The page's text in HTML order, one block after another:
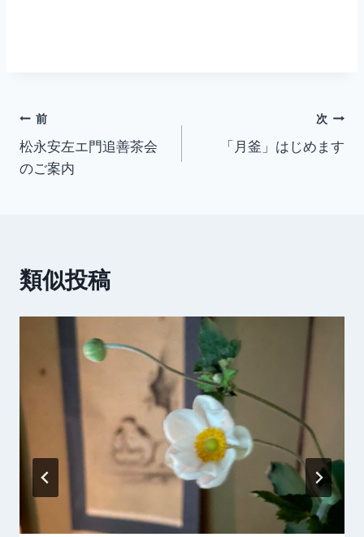
投
稿
ー
ョ
ン
前
松永安左エ門追善茶会
のご案内
次
「月釜」はじめます
類似投稿